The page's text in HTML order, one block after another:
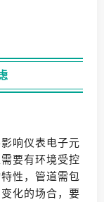
响仪表电子元
要有环境受控
性，管道需包
化的场合，要